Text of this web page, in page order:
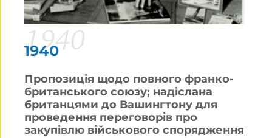
1940
1940
Пропозиція щодо повного франко-
британського союзу; надіслана
британцями до Вашингтону для
проведення переговорів про
закупівлю військового спорядження